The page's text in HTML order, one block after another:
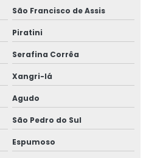
São Francisco de Assis
Piratini
Serafina Corrêa
Xangri-lá
Agudo
São Pedro do Sul
Espumoso